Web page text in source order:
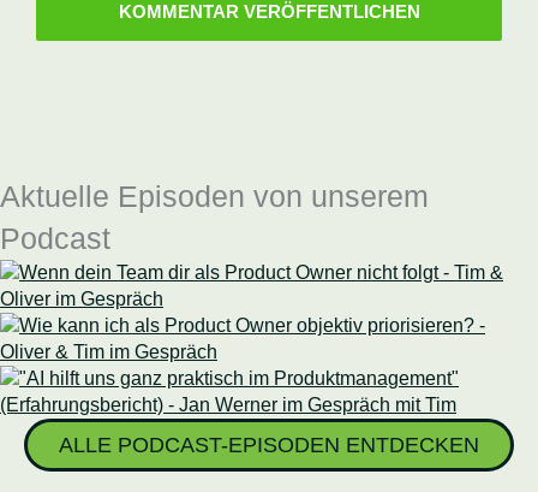
Aktuelle Episoden von unserem
Podcast
ALLE PODCAST-EPISODEN ENTDECKEN